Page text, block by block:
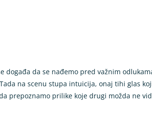
da se nađemo pred važnim
na scenu stupa intuicija, onaj tihi glas
prepoznamo prilike koje drugi možda ne